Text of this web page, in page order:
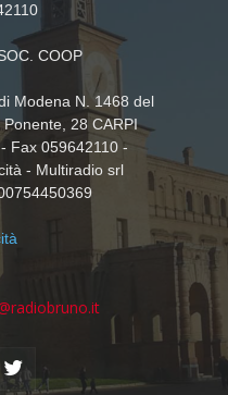
COOP
Modena N. 1468 del
28 CARPI
Fax 059642110 -
- Multiradio srl